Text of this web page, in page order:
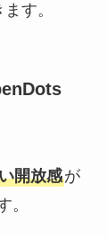
す。
開放感が
。